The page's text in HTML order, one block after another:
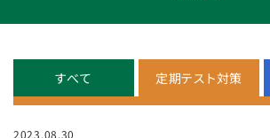
すべて 定期テスト対策
2023.08.30